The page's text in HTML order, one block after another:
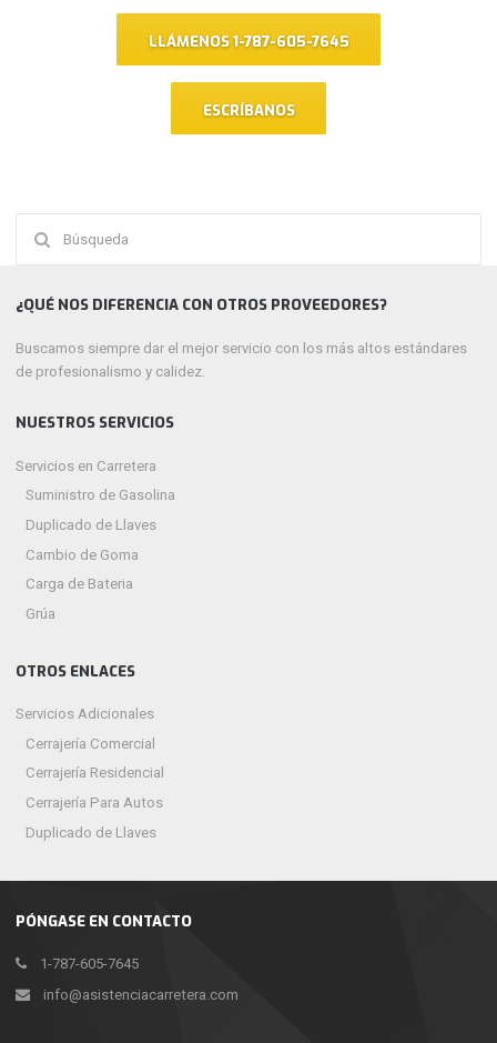
LLÁMENOS 1-787-605-7645
ESCRÍBANOS
PÓNGASE EN CONTACTO
1-787-605-7645
info@asistenciacarretera.com
¿QUÉ NOS DIFERENCIA CON OTROS PROVEEDORES?
Buscamos siempre dar el mejor servicio con los más altos estándares
de profesionalismo y calidez.
NUESTROS SERVICIOS
Servicios en Carretera
Suministro de Gasolina
Duplicado de Llaves
Cambio de Goma
Carga de Bateria
Grúa
OTROS ENLACES
Servicios Adicionales
Cerrajería Comercial
Cerrajería Residencial
Cerrajería Para Autos
Duplicado de Llaves